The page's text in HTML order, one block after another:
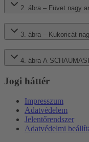
2. ábra – Füvet nagy
3. ábra – Kukoricát
4. ábra A
Jogi háttér
Impresszum
Adatvédelem
Jelentőrendszer
Adatvédelmi